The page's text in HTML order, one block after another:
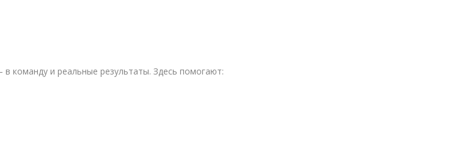
команду и реальные результаты. Здесь помогают: